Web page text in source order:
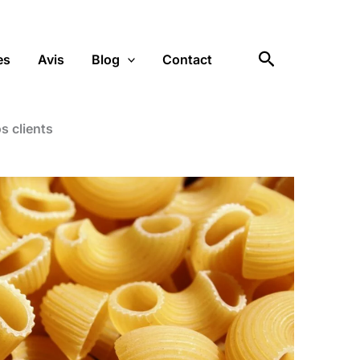
Avis Blog Contact Rechercher
clients